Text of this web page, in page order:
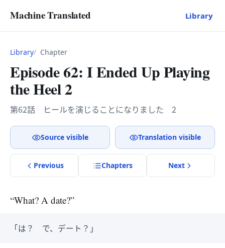
Machine Translated Library
Library Chapter
Episode 62: I Ended Up Playing
the Heel 2
第62話 ヒールを演じることになりました 2
Source visible Translation visible
Previous Chapters Next
“What? A date?”
「は？ で、デート？」